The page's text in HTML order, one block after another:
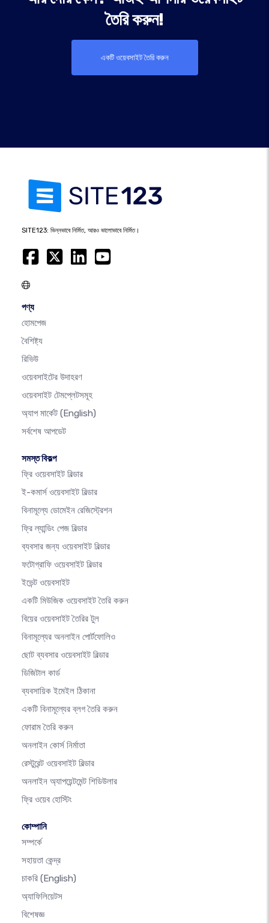
তৈরি করুন!
একটি ওয়েবসাইট তৈরি করুন
SITE123: ভিন্নভাবে নির্মিত, আরও ভালোভাবে নির্মিত।
পণ্য
হোমপেজ
বৈশিষ্ট্য
রিভিউ
ওয়েবসাইটের উদাহরণ
ওয়েবসাইট টেমপ্লেটসমূহ
অ্যাপ মার্কেট (English)
সর্বশেষ আপডেট
সমস্ত বিকল্প
ফ্রি ওয়েবসাইট বিল্ডার
ই-কমার্স ওয়েবসাইট বিল্ডার
বিনামূল্যে ডোমেইন রেজিস্ট্রেশন
ফ্রি ল্যান্ডিং পেজ বিল্ডার
ব্যবসার জন্য ওয়েবসাইট বিল্ডার
ফটোগ্রাফি ওয়েবসাইট বিল্ডার
ইভেন্ট ওয়েবসাইট
একটি মিউজিক ওয়েবসাইট তৈরি করুন
বিয়ের ওয়েবসাইট তৈরির টুল
বিনামূল্যের অনলাইন পোর্টফোলিও
ছোট ব্যবসার ওয়েবসাইট বিল্ডার
ডিজিটাল কার্ড
ব্যবসায়িক ইমেইল ঠিকানা
একটি বিনামূল্যের ব্লগ তৈরি করুন
ফোরাম তৈরি করুন
অনলাইন কোর্স নির্মাতা
রেস্টুরেন্ট ওয়েবসাইট বিল্ডার
অনলাইন অ্যাপয়েন্টমেন্ট শিডিউলার
ফ্রি ওয়েব হোস্টিং
কোম্পানি
সম্পর্কে
সহায়তা কেন্দ্র
চাকরি (English)
অ্যাফিলিয়েটস
বিশেষজ্ঞ